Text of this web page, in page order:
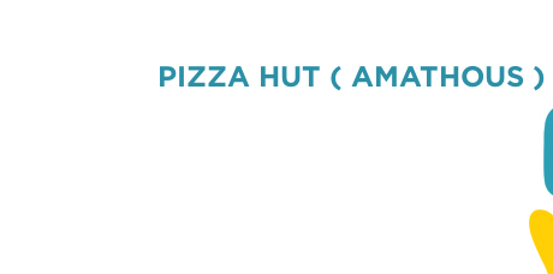
PIZZA HUT ( AMATHOUS )